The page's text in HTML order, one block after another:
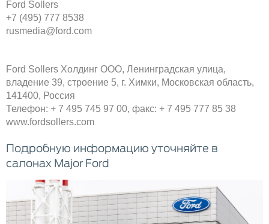
Ford Sollers
+7 (495) 777 8538
rusmedia@ford.com
Ford Sollers Холдинг ОOО, Ленинградская улица,
владение 39, строение 5, г. Химки, Московская область,
141400, Россия
Телефон: + 7 495 745 97 00, факс: + 7 495 777 85 38
www.fordsollers.com
Подробную информацию уточняйте в
салонах Major Ford